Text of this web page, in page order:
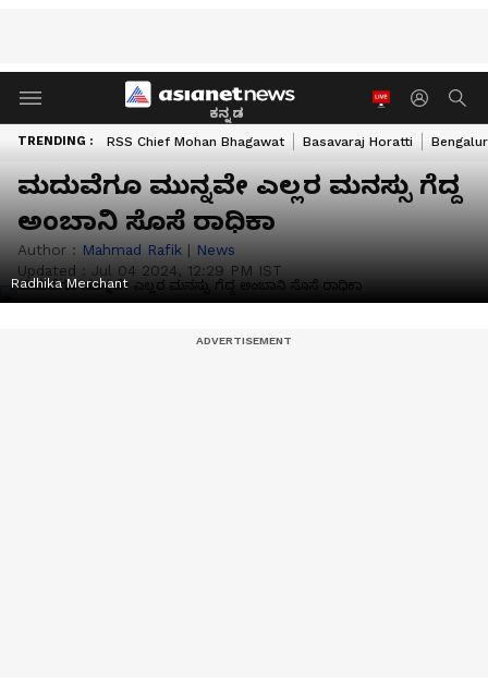
ಕನ್ನಡ
TRENDING : RSS Chief Mohan Bhagawat Basavaraj Horatti
ಮದುವೆಗೂ ಮುನ್ನವೇ ಎಲ್ಲರ ಮನಸ್ಸು ಗೆದ್ದ
ಅಂಬಾನಿ ಸೊಸೆ ರಾಧಿಕಾ
Author : Mahmad Rafik | News
Updated : Jul 04 2024, 12:29 PM IST
Radhika Merchant